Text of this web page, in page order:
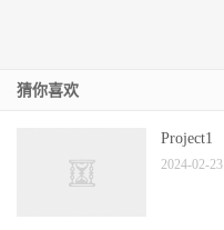
猜你喜欢
Project1
2024-02-23